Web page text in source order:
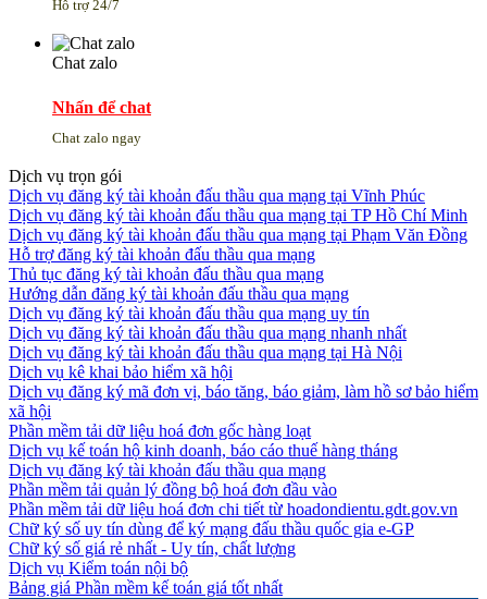
Hỗ trợ 24/7
Chat zalo
Nhấn để chat
Chat zalo ngay
Dịch vụ trọn gói
Dịch vụ đăng ký tài khoản đấu thầu qua mạng tại Vĩnh Phúc
Dịch vụ đăng ký tài khoản đấu thầu qua mạng tại TP Hồ Chí Minh
Dịch vụ đăng ký tài khoản đấu thầu qua mạng tại Phạm Văn Đồng
Hỗ trợ đăng ký tài khoản đấu thầu qua mạng
Thủ tục đăng ký tài khoản đấu thầu qua mạng
Hướng dẫn đăng ký tài khoản đấu thầu qua mạng
Dịch vụ đăng ký tài khoản đấu thầu qua mạng uy tín
Dịch vụ đăng ký tài khoản đấu thầu qua mạng nhanh nhất
Dịch vụ đăng ký tài khoản đấu thầu qua mạng tại Hà Nội
Dịch vụ kê khai bảo hiểm xã hội
Dịch vụ đăng ký mã đơn vị, báo tăng, báo giảm, làm hồ sơ bảo hiểm
xã hội
Phần mềm tải dữ liệu hoá đơn gốc hàng loạt
Dịch vụ kế toán hộ kinh doanh, báo cáo thuế hàng tháng
Dịch vụ đăng ký tài khoản đấu thầu qua mạng
Phần mềm tải quản lý đồng bộ hoá đơn đầu vào
Phần mềm tải dữ liệu hoá đơn chi tiết từ hoadondientu.gdt.gov.vn
Chữ ký số uy tín dùng để ký mạng đấu thầu quốc gia e-GP
Chữ ký số giá rẻ nhất - Uy tín, chất lượng
Dịch vụ Kiểm toán nội bộ
Bảng giá Phần mềm kế toán giá tốt nhất